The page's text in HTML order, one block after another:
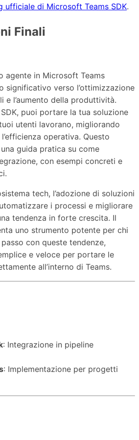
ufficiale di Microsoft Teams SDK.
Finali
agente in Microsoft Teams
significativo verso l’ottimizzazione
e l’aumento della produttività.
puoi portare la tua soluzione
utenti lavorano, migliorando
operativa. Questo
guida pratica su come
con esempi concreti e
tech, l’adozione di soluzioni
i processi e migliorare
tendenza in forte crescita. Il
uno strumento potente per chi
con queste tendenze,
e veloce per portare le
all’interno di Teams.
: Integrazione in pipeline
: Implementazione per progetti